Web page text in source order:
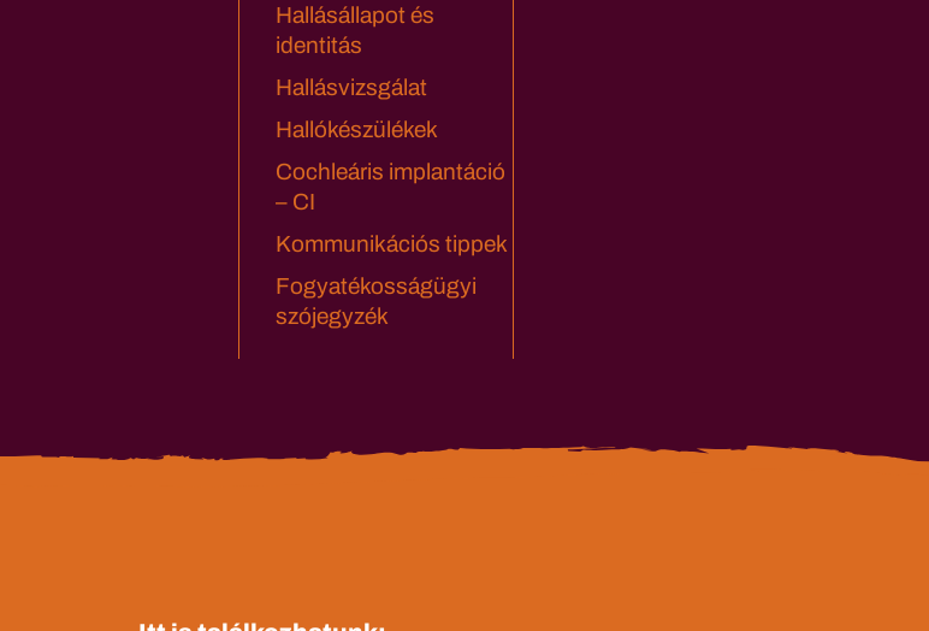
Hallásállapot és
identitás
Hallásvizsgálat
Hallókészülékek
Cochleáris implantáció
– CI
Kommunikációs tippek
Fogyatékosságügyi
szójegyzék